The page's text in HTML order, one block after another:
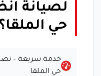
لصيانة
حي الملقا؟
خدمة سريعة –
حي الملقا